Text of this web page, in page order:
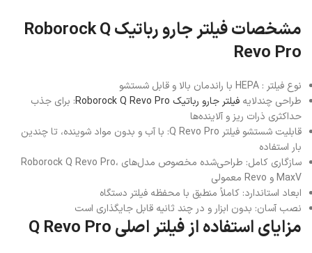
مشخصات فیلتر جارو رباتیک Roborock Q
Revo Pro
نوع فیلتر : HEPA با راندمان بالا و قابل شستشو
طراحی چندلایه فیلتر جارو رباتیک Roborock Q Revo Pro
: برای جذب
حداکثری ذرات ریز و آلاینده‌ها
قابلیت شستشو فیلتر Q Revo Pro: با آب و بدون مواد شوینده، تا چندین
بار استفاده
سازگاری کامل: طراحی‌شده مخصوص مدل‌های Roborock Q Revo Pro،
MaxV و Revo معمولی
ابعاد استاندارد: کاملاً منطبق با محفظه فیلتر دستگاه
نصب آسان: بدون ابزار و در چند ثانیه قابل جایگذاری است
مزایای استفاده از فیلتر اصلی Q Revo Pro